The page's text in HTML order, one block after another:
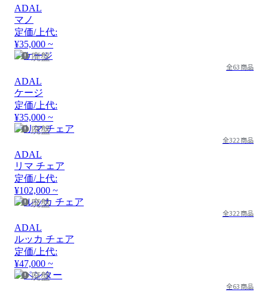
ADAL
マノ
定価/上代:
¥35,000 ~
廃盤
全63商品
ADAL
ケージ
定価/上代:
¥35,000 ~
廃盤
全322商品
ADAL
リマ チェア
定価/上代:
¥102,000 ~
廃盤
全322商品
ADAL
ルッカ チェア
定価/上代:
¥47,000 ~
廃盤
全63商品